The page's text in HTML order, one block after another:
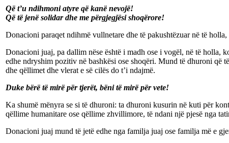
Që t’u ndihmoni atyre që kanë nevojë!
Që të jenë solidar dhe me përgjegjësi shoqërore!
Donacioni paraqet ndihmë vullnetare dhe të pakushtëzuar në të
Donacioni juaj, pa dallim nëse është i madh ose i vogël, në të holla,
edhe ndryshim pozitiv në bashkësi ose shoqëri. Mund të dhuroni që
dhe qëllimet dhe vlerat e së cilës do t’i ndajmë.
Duke bërë të mirë për tjerët, bëni të mirë për vete!
Ka shumë mënyra se si të dhuroni: ta dhuroni kusurin në kuti për
qëllime humanitare ose qëllime zhvillimore, të ndani një pjesë nga
Donacioni juaj mund të jetë edhe nga familja juaj ose familja më e